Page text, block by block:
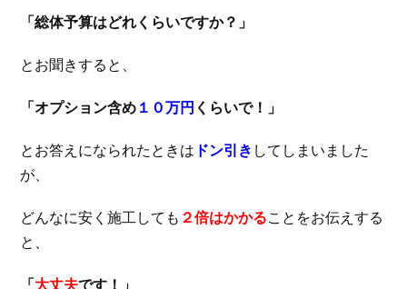
「総体予算はどれくらいですか？」
とお聞きすると、
「オプション含め １０万円 くらいで！」
とお答えになられたときは ドン引き してしまいました
が、
どんなに安く施工しても ２倍はかかることをお伝えする
と、
「大丈夫です！」